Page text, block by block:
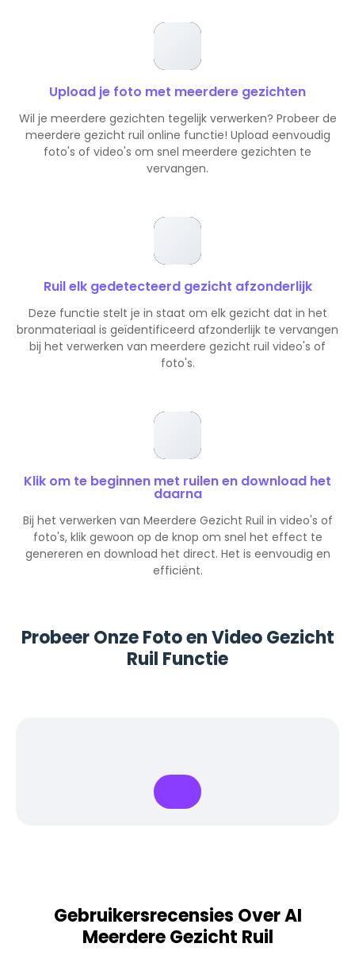
Upload je foto met meerdere gezichten
Wil je meerdere gezichten tegelijk verwerken? Probeer de
meerdere gezicht ruil online functie! Upload eenvoudig
foto's of video's om snel meerdere gezichten te
vervangen.
Ruil elk gedetecteerd gezicht afzonderlijk
Deze functie stelt je in staat om elk gezicht dat in het
bronmateriaal is geïdentificeerd afzonderlijk te vervangen
bij het verwerken van meerdere gezicht ruil video's of
foto's.
Klik om te beginnen met ruilen en download het
daarna
Bij het verwerken van Meerdere Gezicht Ruil in video's of
foto's, klik gewoon op de knop om snel het effect te
genereren en download het direct. Het is eenvoudig en
efficiënt.
Probeer Onze Foto en Video Gezicht
Ruil Functie
Gebruikersrecensies Over AI
Meerdere Gezicht Ruil